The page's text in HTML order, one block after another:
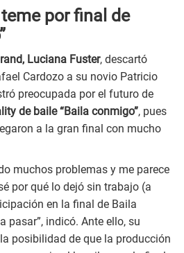
por final de
Luciana Fuster, descartó
Cardozo a su novio Patricio
preocupada por el futuro de
de baile “Baila conmigo”, pues
a la gran final con mucho
muchos problemas y me parece
por qué lo dejó sin trabajo (a
en la final de Baila
pasar”, indicó. Ante ello, su
posibilidad de que la producción